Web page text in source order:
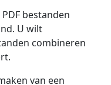
bestanden
U wilt
combineren
van een